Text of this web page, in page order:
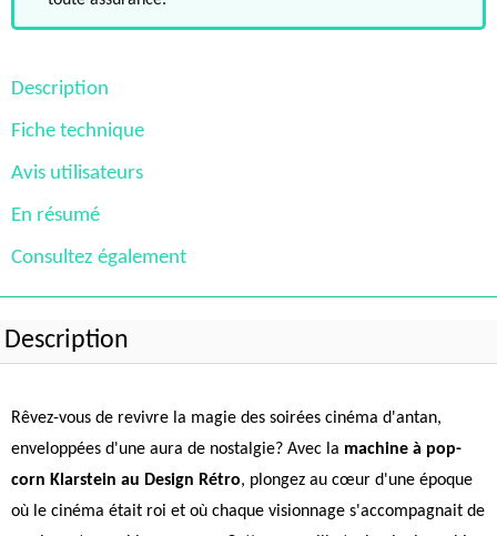
Description
Fiche technique
Avis utilisateurs
En résumé
Consultez également
Description
Rêvez-vous de revivre la magie des soirées cinéma d'antan,
enveloppées d'une aura de nostalgie? Avec la machine à pop-
corn Klarstein au Design Rétro, plongez au cœur d'une époque
où le cinéma était roi et où chaque visionnage s'accompagnait de